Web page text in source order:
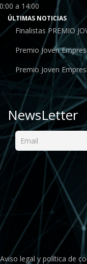
a 14:00
ÚLTIMAS NOTICIAS
Finalistas PREMIO
Premio Joven
Premio Joven
NewsLetter
Aviso legal y política de